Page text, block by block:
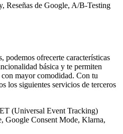
Reseñas de Google, A/B-Testing
podemos ofrecerte características
básica y te permiten
mayor comodidad. Con tu
los siguientes servicios de terceros
(Universal Event Tracking)
Google Consent Mode, Klarna,